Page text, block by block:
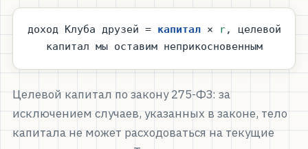
доход Клуба друзей = капитал× r, целевой
капитал мы оставим неприкосновенным
Целевой капитал по закону 275-ФЗ: за
исключением случаев, указанных в законе, тело
капитала не может расходоваться на текущие